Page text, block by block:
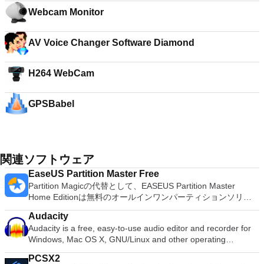
Webcam Monitor
AV Voice Changer Software Diamond
H264 WebCam
GPSBabel
関連ソフトウェア
EaseUS Partition Master Free
Partition Magicの代替として、EASEUS Partition Master
Home Editionは無料のオールインワンパーティションソリュ
ーションおよびディスク管理ユーティリティです。パーティシ
ョンの拡張（特にシステムドライブ用）、ディスク領域の管
理、MBRおよびGUIDパーティションテーブル（GPT）ディス
クのディスク領域不足の問題の解決を可能にします。 パーテ
ィションのサイズ変更/移動システムドライブを拡張するディ
Audacity
Audacity is a free, easy-to-use audio editor and recorder for
Windows, Mac OS X, GNU/Linux and other operating
systems. You can use Audacity to: Record live audio. Convert
tapes and records into digital recordings or CDs. Edit Ogg
PCSX2